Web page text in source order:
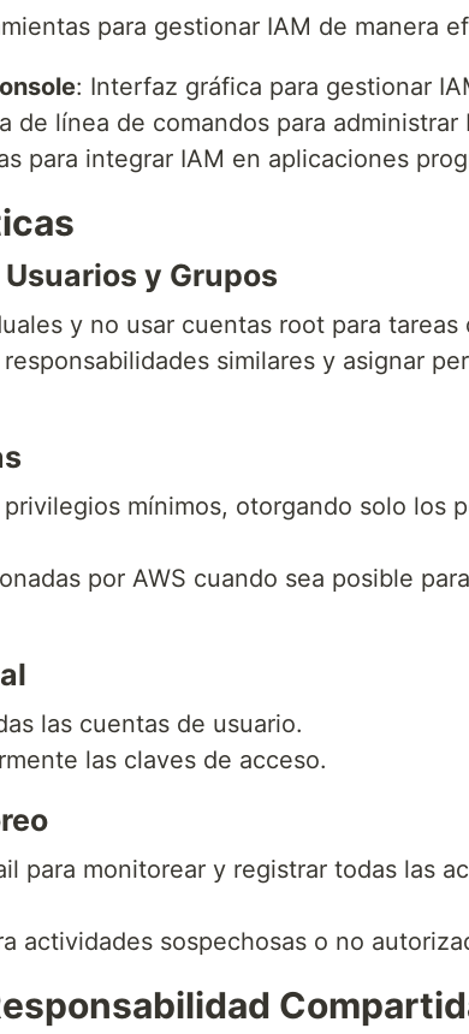
para gestionar IAM de manera
: Interfaz gráfica para gestionar
de línea de comandos para administrar
para integrar IAM en aplicaciones
y Grupos
y no usar cuentas root para tareas
similares y asignar
mínimos, otorgando solo los
por AWS cuando sea posible
las cuentas de usuario.
las claves de acceso.
para monitorear y registrar todas las
actividades sospechosas o no